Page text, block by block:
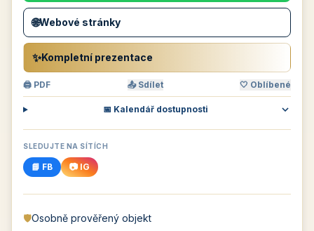
🌐Webové stránky
✨Kompletní prezentace
🖨 PDF 📤 Sdílet 🤍 Oblíbené
📅 Kalendář dostupnosti
SLEDUJTE NA SÍTÍCH
📘 FB 📷 IG
🛡️Osobně prověřený objekt